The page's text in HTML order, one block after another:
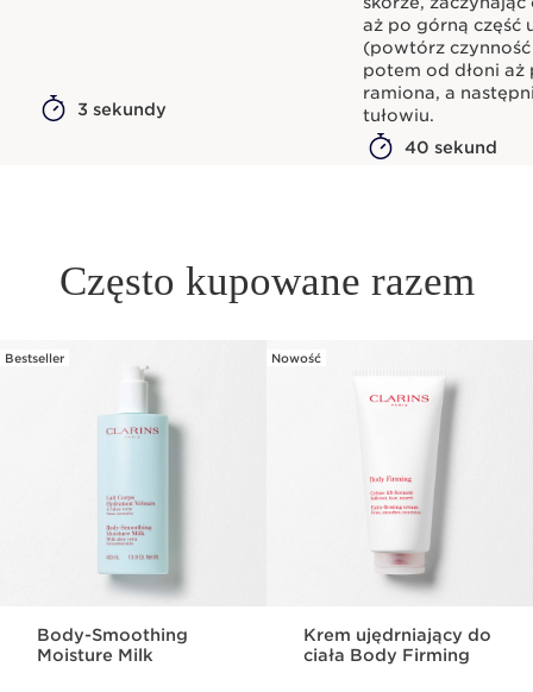
3 sekundy
aż po górną część
(powtórz
potem od dłoni aż
ramiona, a
tułowiu.
40 sekund
Często kupowane razem
PRZEJDŹ DO TREŚCI
Bestseller
Body-Smoothing
Moisture Milk
Nowość
Krem ujędrniający do
ciała Body Firming